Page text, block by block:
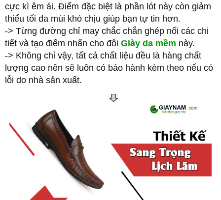
cực kì êm ái. Điểm đặc biệt là phần lót này còn giảm
thiểu tối đa mùi khó chịu giúp bạn tự tin hơn.
-> Từng đường chỉ may chắc chắn ghép nối các chi
tiết và tạo điểm nhấn cho đôi Giày da mềm này.
-> Không chỉ vậy, tất cả chất liệu đều là hàng chất
lượng cao nên sẽ luôn có bảo hành kèm theo nếu có
lỗi do nhà sản xuất.